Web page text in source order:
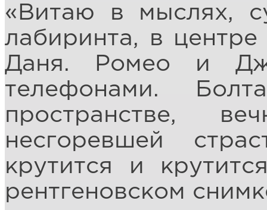
«Витаю в мыслях,
лабиринта, в
Даня. Ромео и
телефонами.
пространстве,
несгоревшей
крутится и
рентгеновском